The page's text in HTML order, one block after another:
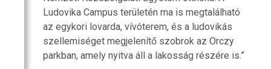
Ludovika Campus területén ma is megtalálható
az egykori lovarda, vívóterem, és a ludovikás
szellemiséget megjelenítő szobrok az Orczy
parkban, amely nyitva áll a lakosság részére is.”